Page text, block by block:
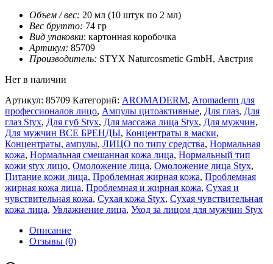
Объем / вес: 20 мл (10 штук по 2 мл)
Вес брутто: 74 гр
Вид упаковки: картонная коробочка
Артикул: 85709
Производитель: STYX Naturcosmetic GmbH, Австрия
Нет в наличии
Артикул: 85709 Категорий: AROMADERM, Aromaderm для
профессионалов лицо, Ампулы цитоактивные, Для глаз, Для
глаз Styx, Для губ Styx, Для массажа лица Styx, Для мужчин,
Для мужчин ВСЕ БРЕНДЫ, Концентраты в маски,
Концентраты, ампулы, ЛИЦО по типу средства, Нормальная
кожа, Нормальная смешанная кожа лица, Нормальный тип
кожи styx лицо, Омоложение лица, Омоложение лица Styx,
Питание кожи лица, Проблемная жирная кожа, Проблемная
жирная кожа лица, Проблемная и жирная кожа, Сухая и
чувствительная кожа, Сухая кожа Styx, Сухая чувствительная
кожа лица, Увлажнение лица, Уход за лицом для мужчин Styx
Описание
Отзывы (0)